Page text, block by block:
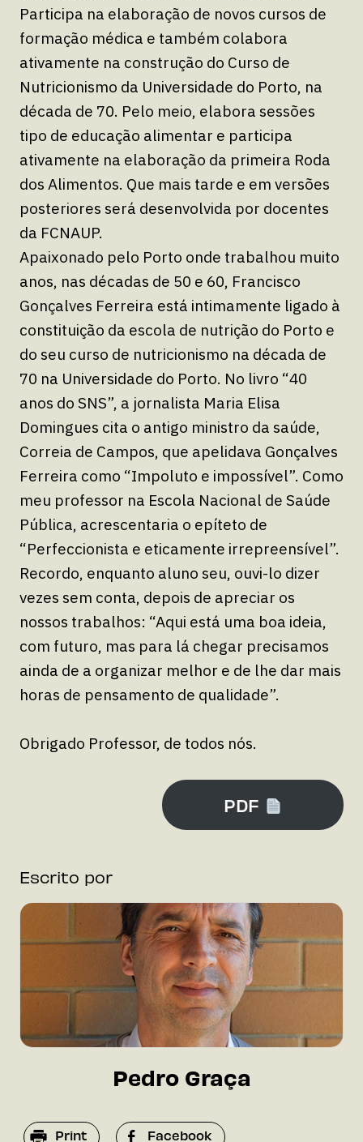
Participa na elaboração de novos cursos de
formação médica e também colabora
ativamente na construção do Curso de
Nutricionismo da Universidade do Porto, na
década de 70. Pelo meio, elabora sessões
tipo de educação alimentar e participa
ativamente na elaboração da primeira Roda
dos Alimentos. Que mais tarde e em versões
posteriores será desenvolvida por docentes
da FCNAUP.
Apaixonado pelo Porto onde trabalhou muito
anos, nas décadas de 50 e 60, Francisco
Gonçalves Ferreira está intimamente ligado à
constituição da escola de nutrição do Porto e
do seu curso de nutricionismo na década de
70 na Universidade do Porto. No livro “40
anos do SNS”, a jornalista Maria Elisa
Domingues cita o antigo ministro da saúde,
Correia de Campos, que apelidava Gonçalves
Ferreira como “Impoluto e impossível”. Como
meu professor na Escola Nacional de Saúde
Pública, acrescentaria o epíteto de
“Perfeccionista e eticamente irrepreensível”.
Recordo, enquanto aluno seu, ouvi-lo dizer
vezes sem conta, depois de apreciar os
nossos trabalhos: “Aqui está uma boa ideia,
com futuro, mas para lá chegar precisamos
ainda de a organizar melhor e de lhe dar mais
horas de pensamento de qualidade”.
Obrigado Professor, de todos nós.
PDF
Escrito por
Pedro Graça
Print Facebook